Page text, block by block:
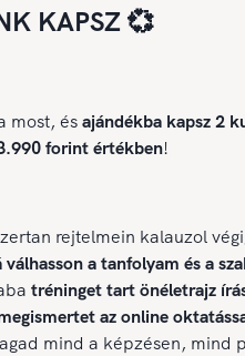
KAPSZ 💞
most, ésajándékba kapsz 2
forint értékben!
rejtelmein kalauzol
a tanfolyam és a
tréninget tart önéletrajz
az online
mind a képzésen, mind